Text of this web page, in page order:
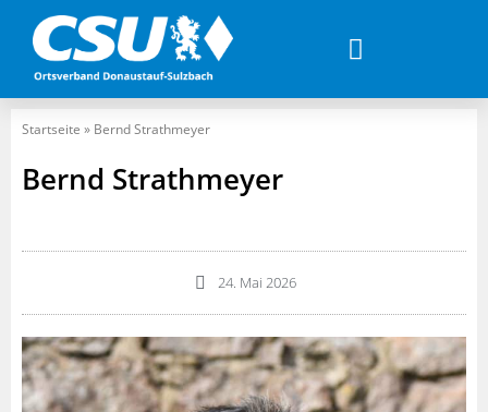
Startseite » Bernd Strathmeyer
Bernd Strathmeyer
24. Mai 2026